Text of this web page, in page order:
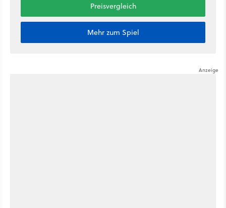
Preisvergleich
Mehr zum Spiel